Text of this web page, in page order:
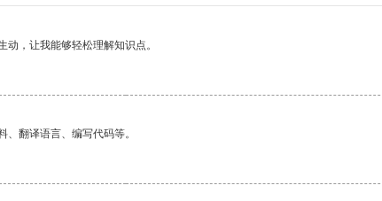
，让我能够轻松理解知识点。
翻译语言、编写代码等。